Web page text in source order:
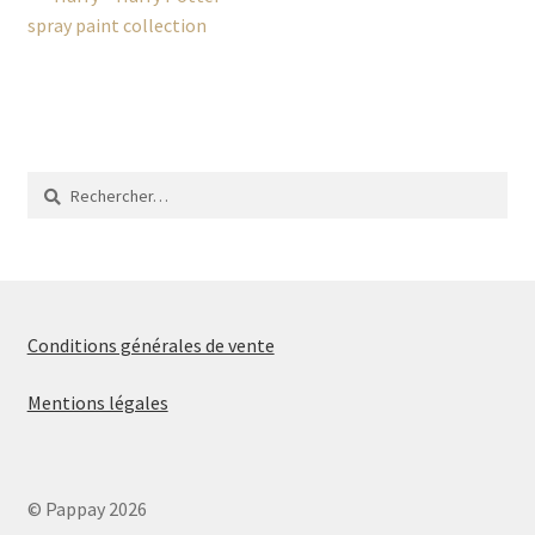
deprécédent :
spray paint collection
Rechercher :
Conditions générales de vente
Mentions légales
© Pappay 2026